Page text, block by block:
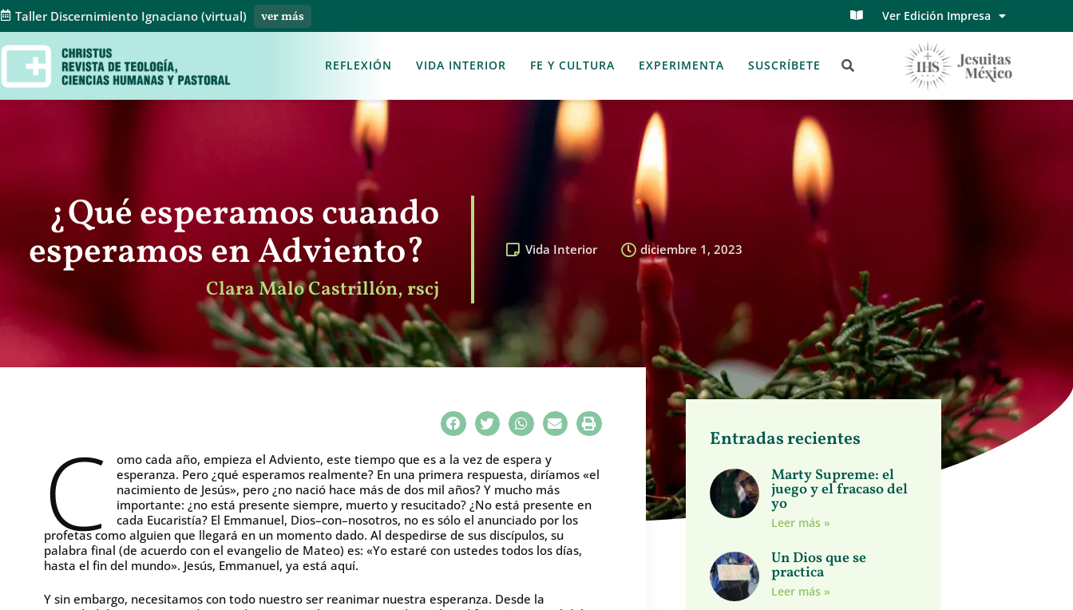
Taller Discernimiento Ignaciano (virtual) ver más Ver Edición Impresa
REFLEXIÓN VIDA INTERIOR FE Y CULTURA EXPERIMENTA SUSCRÍBETE
¿Qué esperamos cuando
esperamos en Adviento?
Clara Malo Castrillón, rscj
Vida Interior diciembre 1, 2023
C
omo cada año, empieza el Adviento, este tiempo que es a la vez de espera y
esperanza. Pero ¿qué esperamos realmente? En una primera respuesta, diríamos «el
nacimiento de Jesús», pero ¿no nació hace más de dos mil años? Y mucho más
importante: ¿no está presente siempre, muerto y resucitado? ¿No está presente en
cada Eucaristía? El Emmanuel, Dios–con–nosotros, no es sólo el anunciado por los
profetas como alguien que llegará en un momento dado. Al despedirse de sus discípulos, su
palabra final (de acuerdo con el evangelio de Mateo) es: «Yo estaré con ustedes todos los días,
hasta el fin del mundo». Jesús, Emmanuel, ya está aquí.
Y sin embargo, necesitamos con todo nuestro ser reanimar nuestra esperanza. Desde la
Entradas recientes
Marty Supreme: el
juego y el fracaso del
yo
Leer más »
Un Dios que se
practica
Leer más »